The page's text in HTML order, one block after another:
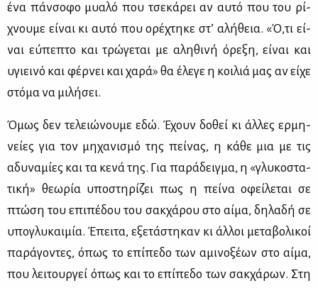
ένα πάν­σο­φο μυα­λό που τσε­κά­ρει αν αυ­τό που του ρί­
χνου­με εί­ναι κι αυ­τό που ορέ­χτη­κε στ’ αλή­θεια. «Ό,τι εί­
ναι εύ­πε­πτο και τρώ­γε­ται με αλη­θι­νή όρε­ξη, εί­ναι και
υγιει­νό και φέρ­νει και χα­ρά» θα έλε­γε η κοι­λιά μας αν εί­χε
στό­μα να μι­λή­σει.
Όμως δεν τε­λειώ­νου­με εδώ. Έχουν δο­θεί κι άλ­λες ερ­μη­
νεί­ες για τον μη­χα­νι­σμό της πεί­νας, η κά­θε μια με τις
αδυ­να­μί­ες και τα κε­νά της. Για πα­ρά­δειγ­μα, η «γλυ­κο­στα­
τι­κή» θε­ω­ρία υπο­στη­ρί­ζει πως η πεί­να οφεί­λε­ται σε
πτώ­ση του επι­πέ­δου του σακ­χά­ρου στο αί­μα, δη­λα­δή σε
υπο­γλυ­και­μία. Έπει­τα, εξε­τά­στη­καν κι άλ­λοι με­τα­βο­λι­κοί
πα­ρά­γο­ντες, όπως το επί­πε­δο των αμι­νο­ξέ­ων στο αί­μα,
που λει­τουρ­γεί όπως και το επί­πε­δο των σακ­χά­ρων. Στη